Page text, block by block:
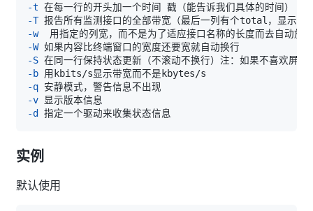
-t
-T
-w
-W
-S
-b
-q
-v
-d
实例
默认使用